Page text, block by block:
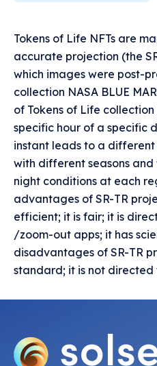
Tokens of Life NFTs are
accurate projection (the
which images were post-
collection NASA BLUE
of Tokens of Life
specific hour of a specific
instant leads to a
with different seasons
night conditions at each
advantages of SR-TR
efficient; it is fair; it is
/zoom-out apps; it has
disadvantages of SR-TR
standard; it is not directed